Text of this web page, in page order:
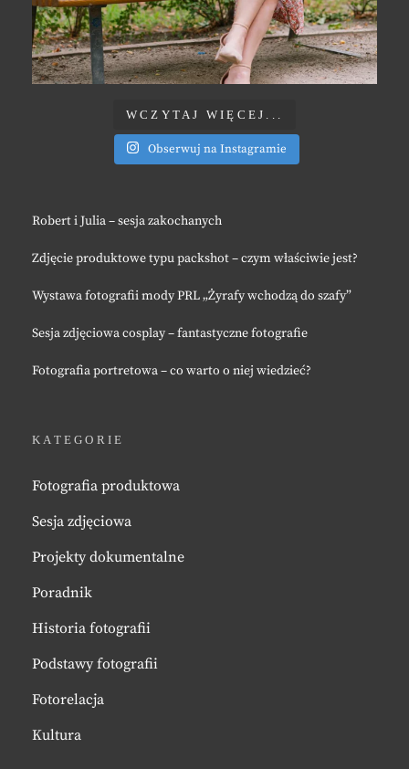
WCZYTAJ WIĘCEJ...
Obserwuj na Instagramie
Robert i Julia – sesja zakochanych
Zdjęcie produktowe typu packshot – czym właściwie jest?
Wystawa fotografii mody PRL „Żyrafy wchodzą do szafy”
Sesja zdjęciowa cosplay – fantastyczne fotografie
Fotografia portretowa – co warto o niej wiedzieć?
KATEGORIE
Fotografia produktowa
Sesja zdjęciowa
Projekty dokumentalne
Poradnik
Historia fotografii
Podstawy fotografii
Fotorelacja
Kultura